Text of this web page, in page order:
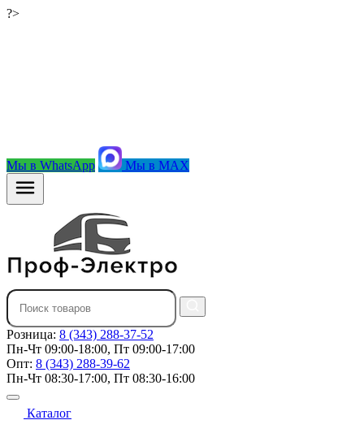
?>
Мы в WhatsApp Мы в MAX
Розница: 8 (343) 288-37-52
Пн-Чт 09:00-18:00, Пт 09:00-17:00
Опт: 8 (343) 288-39-62
Пн-Чт 08:30-17:00, Пт 08:30-16:00
Каталог